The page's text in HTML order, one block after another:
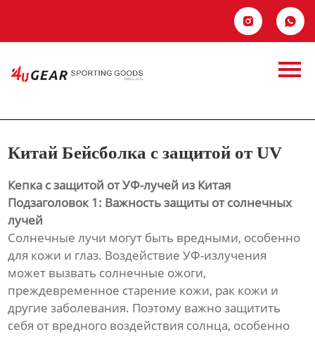
 
Контакты
защитой от UV
Китай Бейсболка с защитой от UV
Кепка с защитой от УФ-лучей из Китая
Подзаголовок 1: Важность защиты от солнечных
лучей
Солнечные лучи могут быть вредными, особенно
для кожи и глаз. Воздействие УФ-излучения
может вызвать солнечные ожоги,
преждевременное старение кожи, рак кожи и
другие заболевания. Поэтому важно защитить
себя от вредного воздействия солнца, особенно